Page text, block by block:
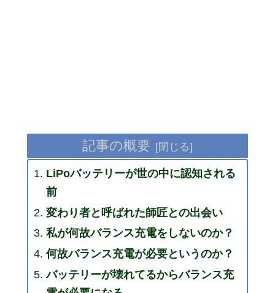
記事の概要
LiPoバッテリーが世の中に認知される
前
変わり者と呼ばれた師匠との出会い
私が何故バランス充電をしないのか？
何故バランス充電が必要というのか？
バッテリーが壊れてるからバランス充